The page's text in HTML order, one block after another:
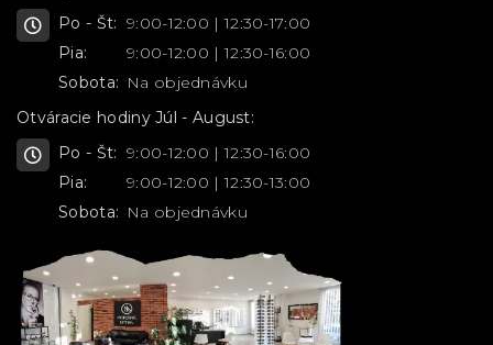
Po - Št: 9:00-12:00 | 12:30-17:00
Pia:
9:00-12:00 | 12:30-16:00
Sobota: Na objednávku
Otváracie hodiny Júl - August:
Po - Št: 9:00-12:00 | 12:30-16:00
Pia:
9:00-12:00 | 12:30-13:00
Sobota: Na objednávku